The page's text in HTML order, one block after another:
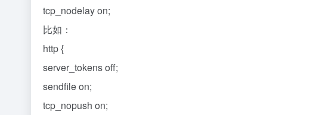
tcp_nodelay on;
比如：
http {
server_tokens off;
sendfile on;
tcp_nopush on;